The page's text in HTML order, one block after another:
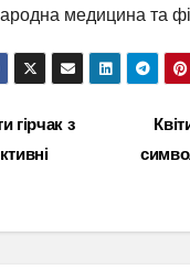
медицина та
гірчак з